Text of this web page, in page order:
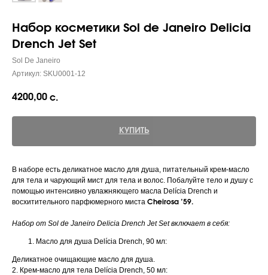
Набор косметики Sol de Janeiro Delicia
Drench Jet Set
Sol De Janeiro
Артикул: SKU0001-12
4200,00 с.
КУПИТЬ
В наборе есть деликатное масло для душа, питательный крем-масло
для тела и чарующий мист для тела и волос. Побалуйте тело и душу с
помощью интенсивно увлажняющего масла Delícia Drench и
восхитительного парфюмерного миста Cheirosa ’59.
Набор от Sol de Janeiro Delicia Drench Jet Set включает в себя:
Масло для душа Delícia Drench, 90 мл:
Деликатное очищающие масло для душа.
2. Крем-масло для тела Delícia Drench, 50 мл: